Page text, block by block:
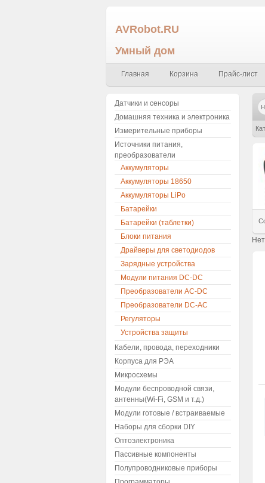
AVRobot.RU
Умный дом
Главная Корзина Прайс-лист
Датчики и сенсоры
Домашняя техника и электроника
Измерительные приборы
Источники питания,
преобразователи
Аккумуляторы
Аккумуляторы 18650
Аккумуляторы LiPo
Батарейки
Батарейки (таблетки)
Блоки питания
Драйверы для светодиодов
Зарядные устройства
Модули питания DC-DC
Преобразователи AC-DC
Преобразователи DC-AC
Регуляторы
Устройства защиты
Кабели, провода, переходники
Корпуса для РЭА
Микросхемы
Модули беспроводной связи,
антенны(Wi-Fi, GSM и т.д.)
Модули готовые / встраиваемые
Наборы для сборки DIY
Оптоэлектроника
Пассивные компоненты
Полупроводниковые приборы